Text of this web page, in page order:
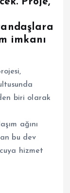
imkanı
biri olarak
ağını
bu dev
hizmet